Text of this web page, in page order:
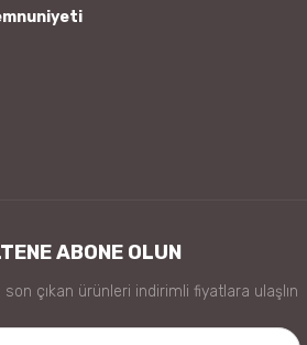
ABONE OLUN
çıkan ürünleri indirimli fiyatlara ulaşlın